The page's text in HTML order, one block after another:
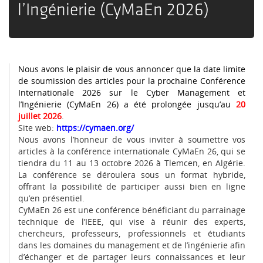
l’Ingénierie (CyMaEn 2026)
Nous avons le plaisir de vous annoncer que la date limite
de soumission des articles pour la prochaine Conférence
Internationale 2026 sur le Cyber Management et
l’Ingénierie (CyMaEn 26) a été prolongée jusqu’au 20
juillet 2026.
Site web: https://cymaen.org/
Nous avons l’honneur de vous inviter à soumettre vos
articles à la conférence internationale CyMaEn 26, qui se
tiendra du 11 au 13 octobre 2026 à Tlemcen, en Algérie.
La conférence se déroulera sous un format hybride,
offrant la possibilité de participer aussi bien en ligne
qu’en présentiel.
CyMaEn 26 est une conférence bénéficiant du parrainage
technique de l’IEEE, qui vise à réunir des experts,
chercheurs, professeurs, professionnels et étudiants
dans les domaines du management et de l’ingénierie afin
d’échanger et de partager leurs connaissances et leur